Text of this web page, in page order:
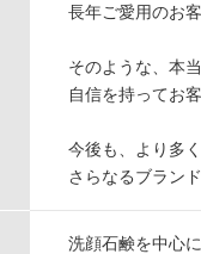
長年ご愛用のお
そのような、本
自信を持ってお
今後も、より多
さらなるブラン
洗顔石鹸を中心